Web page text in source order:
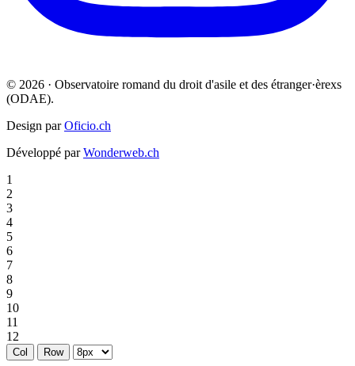
© 2026 · Observatoire romand du droit d'asile et des étranger·èrexs
(ODAE).
Design parOficio.ch
Développé parWonderweb.ch
1
2
3
4
5
6
7
8
9
10
11
12
Col Row